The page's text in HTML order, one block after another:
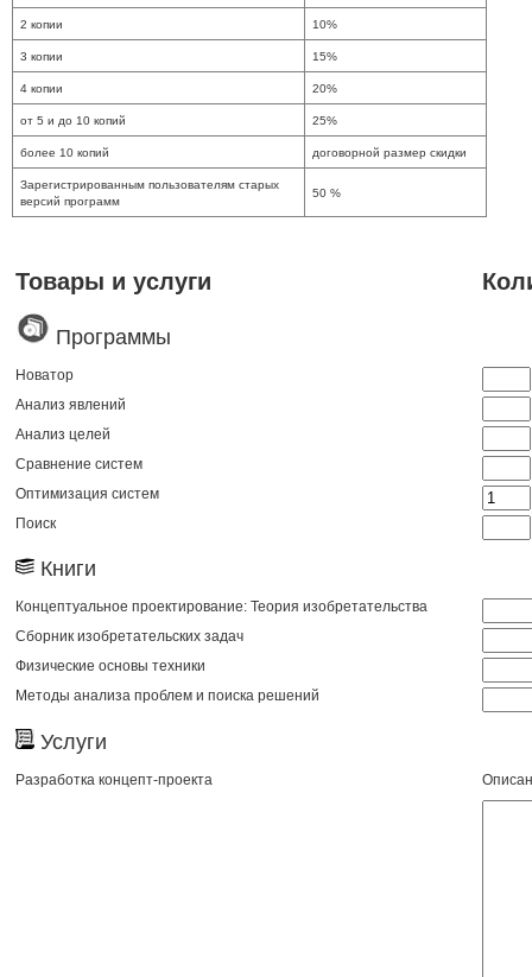
2 копии 10%
3 копии 15%
4 копии 20%
от 5 и до 10 копий 25%
более 10 копий договорной размер скидки
Зарегистрированным пользователям старых
версий программ
50 %
Товары и услуги
Программы
Новатор
Анализ явлений
Анализ целей
Сравнение систем
Оптимизация систем
Поиск
Книги
Концептуальное проектирование: Теория изобретательства
Сборник изобретательских задач
Физические основы техники
Методы анализа проблем и поиска решений
Услуги
Разработка концепт-проекта